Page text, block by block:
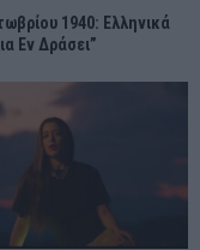
1940: Ελληνικά
Εν Δράσει”